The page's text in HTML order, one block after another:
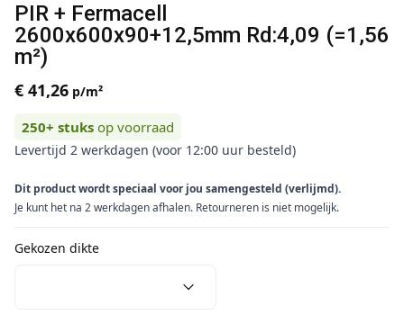
PIR + Fermacell
2600x600x90+12,5mm Rd:4,09 (=1,56
m²)
€ 41,26 p/m²
250+ stuks op voorraad
Levertijd 2 werkdagen (voor 12:00 uur besteld)
Dit product wordt speciaal voor jou samengesteld (verlijmd).
Je kunt het na 2 werkdagen afhalen. Retourneren is niet mogelijk.
Gekozen dikte